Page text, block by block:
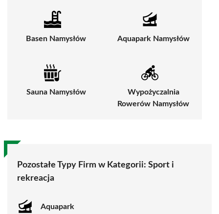
Basen Namysłów Aquapark Namysłów
Sauna Namysłów
Wypożyczalnia
Rowerów Namysłów
Pozostałe Typy Firm w Kategorii: Sport i
rekreacja
Aquapark